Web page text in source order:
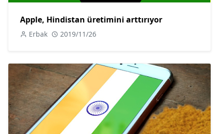
Apple, Hindistan üretimini arttırıyor
Erbak 2019/11/26